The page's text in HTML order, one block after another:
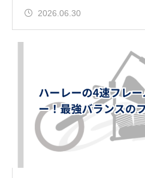
2026.06.30